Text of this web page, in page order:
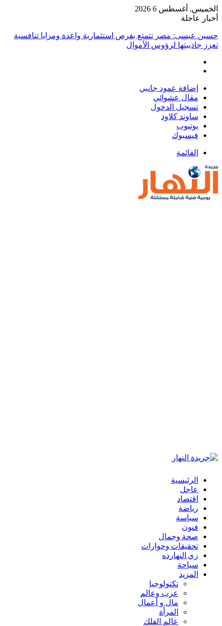
الخميس, أغسطس 6 2026
أخبار عاجلة
حسين عيسى: مصر تتمتع بفرص استثمارية واعدة ومزايا تنافسية
تعزز جاذبيتها لرؤوس الأموال
إضافة عمود جانبي
مقال عشوائي
تسجيل الدخول
ساوند كلاود
يوتيوب
فيسبوك
القائمة
الرئيسية
عاجل
اقتصاد
رياضة
سياسة
فنون
صحة وجمال
تحقيقات وحوارات
زي النهارده
سياحة
المزيد
تكنولوجيا
عرب وعالم
مال و أعمال
المرأة
عالم الفلك